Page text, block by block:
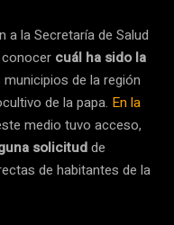
a la Secretaría de Salud
cuál ha sido la
de la región
de la papa. En la
medio tuvo acceso,
solicitudde
de habitantes de la